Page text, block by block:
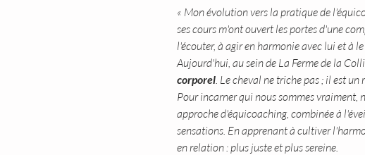
« Mon évolution vers la pratique de
ses cours m'ont ouvert les portes d'une
l'écouter, à agir en harmonie avec lui et à
Aujourd'hui, au sein de La Ferme de la
corporel. Le cheval ne triche pas ; il est
Pour incarner qui nous sommes vraiment,
approche d'équicoaching, combinée à
sensations. En apprenant à cultiver
en relation : plus juste et plus sereine.